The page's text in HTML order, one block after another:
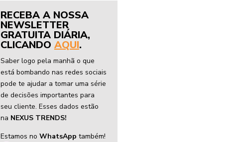
RECEBA A NOSSA
NEWSLETTER
GRATUITA DIÁRIA,
CLICANDO AQUI.
Saber logo pela manhã o que
está bombando nas redes sociais
pode te ajudar a tomar uma série
de decisões importantes para
seu cliente. Esses dados estão
na NEXUS TRENDS!
Estamos no WhatsApp também!